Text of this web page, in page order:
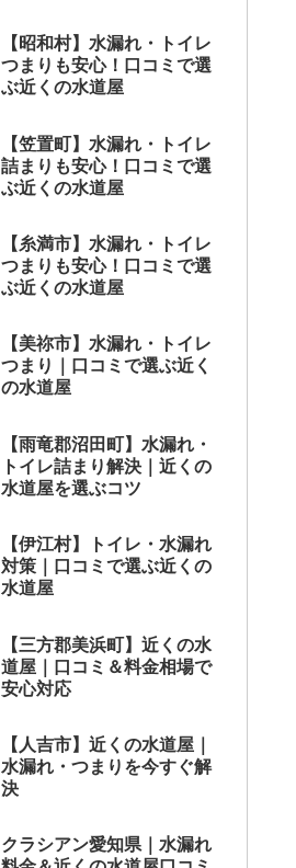
【昭和村】水漏れ・トイレ
つまりも安心！口コミで選
ぶ近くの水道屋
【笠置町】水漏れ・トイレ
詰まりも安心！口コミで選
ぶ近くの水道屋
【糸満市】水漏れ・トイレ
つまりも安心！口コミで選
ぶ近くの水道屋
【美祢市】水漏れ・トイレ
つまり｜口コミで選ぶ近く
の水道屋
【雨竜郡沼田町】水漏れ・
トイレ詰まり解決｜近くの
水道屋を選ぶコツ
【伊江村】トイレ・水漏れ
対策｜口コミで選ぶ近くの
水道屋
【三方郡美浜町】近くの水
道屋｜口コミ＆料金相場で
安心対応
【人吉市】近くの水道屋｜
水漏れ・つまりを今すぐ解
決
クラシアン愛知県｜水漏れ